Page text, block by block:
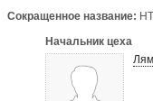
Сокращенное название:
Начальник цеха